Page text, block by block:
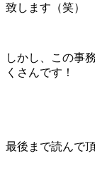
致します（笑）
しかし、この事
くさんです！
最後まで読んで